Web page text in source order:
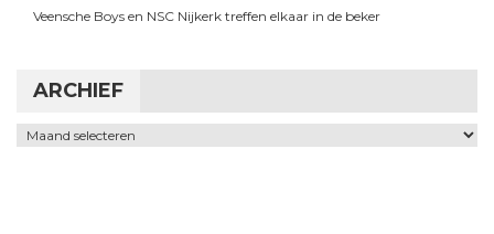
Veensche Boys en NSC Nijkerk treffen elkaar in de beker
ARCHIEF
Archief